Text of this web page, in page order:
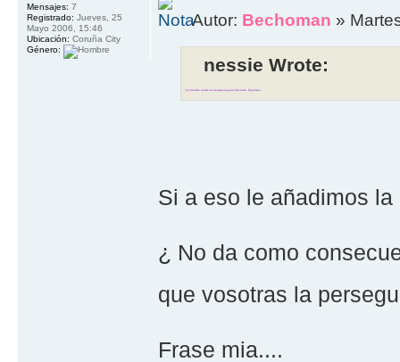
Autor: Bechoman »
nessie Wrote:
La batalla contra las mujeres se gana huyendo. Napoleón
Si a eso le añadimos
¿ No da como
que vosotras la
Frase mia....
Mensajes: 7
Registrado: Jueves, 25
Mayo 2006, 15:46
Ubicación: Coruña City
Género: